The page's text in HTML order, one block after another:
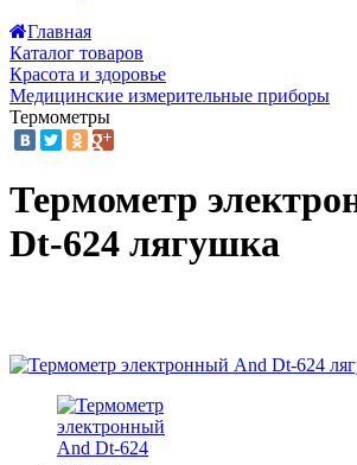
Главная
Каталог товаров
Красота и здоровье
Медицинские измерительные приборы
Термометры
Термометр
Dt-624 лягушка